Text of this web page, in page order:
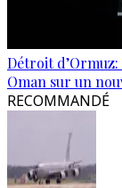
Détroit
Oman sur un
RECOMMANDÉ